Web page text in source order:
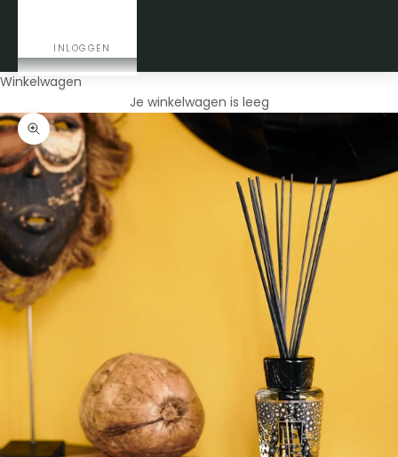
INLOGGEN
Winkelwagen
Je winkelwagen is leeg
In-/uitzoomen